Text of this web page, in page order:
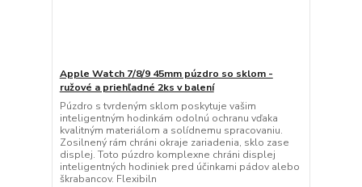
Apple Watch 7/8/9 45mm púzdro so sklom -
ružové a priehľadné 2ks v balení
Púzdro s tvrdeným sklom poskytuje vašim
inteligentným hodinkám odolnú ochranu vďaka
kvalitným materiálom a solídnemu spracovaniu.
Zosilnený rám chráni okraje zariadenia, sklo zase
displej. Toto púzdro komplexne chráni displej
inteligentných hodiniek pred účinkami pádov alebo
škrabancov. Flexibiln